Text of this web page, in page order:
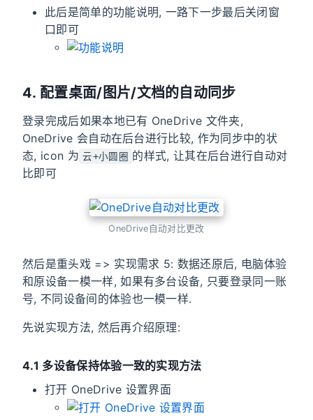
此后是简单的功能说明, 一路下一步最后关闭窗
口即可
4. 配置桌面/图片/文档的自动同步
登录完成后如果本地已有 OneDrive 文件夹,
OneDrive 会自动在后台进行比较, 作为同步中的状
态, icon 为 云+小圆圈 的样式, 让其在后台进行自动对
比即可
OneDrive自动对比更改
然后是重头戏 => 实现需求 5: 数据还原后, 电脑体验
和原设备一模一样, 如果有多台设备, 只要登录同一账
号, 不同设备间的体验也一模一样.
先说实现方法, 然后再介绍原理:
4.1 多设备保持体验一致的实现方法
打开 OneDrive 设置界面